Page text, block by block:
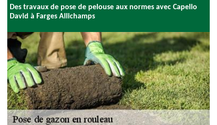
Des travaux de pose de pelouse aux normes avec Capello
David à Farges Allichamps